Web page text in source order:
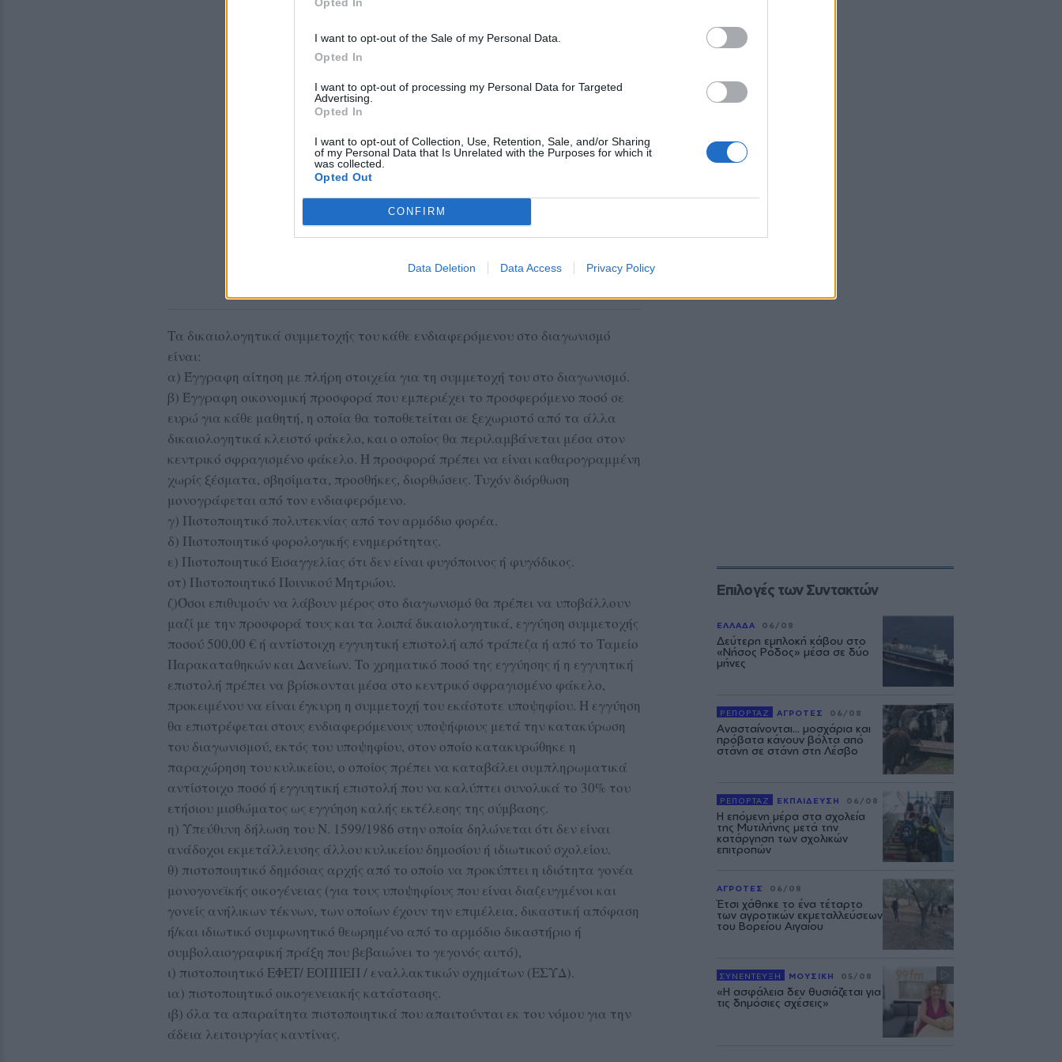
I want to opt-out of the Sale of my Personal Data.
Opted In
I want to opt-out of processing my Personal Data for Targeted
Advertising.
Opted In
I want to opt-out of Collection, Use, Retention, Sale, and/or Sharing
of my Personal Data that Is Unrelated with the Purposes for which it
was collected.
Opted Out
CONFIRM
Data Deletion Data Access Privacy Policy
Τα δικαιολογητικά συμμετοχής του κάθε ενδιαφερόμενου στο διαγωνισμό
είναι:
α) Έγγραφη αίτηση με πλήρη στοιχεία για τη συμμετοχή του στο διαγωνισμό.
β) Έγγραφη οικονομική προσφορά που εμπεριέχει το προσφερόμενο ποσό σε
ευρώ για κάθε μαθητή, η οποία θα τοποθετείται σε ξεχωριστό από τα άλλα
δικαιολογητικά κλειστό φάκελο, και ο οποίος θα περιλαμβάνεται μέσα στον
κεντρικό σφραγισμένο φάκελο. Η προσφορά πρέπει να είναι καθαρογραμμένη
χωρίς ξέσματα, σβησίματα, προσθήκες, διορθώσεις. Τυχόν διόρθωση
μονογράφεται από τον ενδιαφερόμενο.
γ) Πιστοποιητικό πολυτεκνίας από τον αρμόδιο φορέα.
δ) Πιστοποιητικό φορολογικής ενημερότητας.
ε) Πιστοποιητικό Εισαγγελίας ότι δεν είναι φυγόποινος ή φυγόδικος.
στ) Πιστοποιητικό Ποινικού Μητρώου.
ζ)Όσοι επιθυμούν να λάβουν μέρος στο διαγωνισμό θα πρέπει να υποβάλλουν
μαζί με την προσφορά τους και τα λοιπά δικαιολογητικά, εγγύηση συμμετοχής
ποσού 500,00 € ή αντίστοιχη εγγυητική επιστολή από τράπεζα ή από το Ταμείο
Παρακαταθηκών και Δανείων. Το χρηματικό ποσό της εγγύησης ή η εγγυητική
επιστολή πρέπει να βρίσκονται μέσα στο κεντρικό σφραγισμένο φάκελο,
προκειμένου να είναι έγκυρη η συμμετοχή του εκάστοτε υποψηφίου. Η εγγύηση
θα επιστρέφεται στους ενδιαφερόμενους υποψήφιους μετά την κατακύρωση
του διαγωνισμού, εκτός του υποψηφίου, στον οποίο κατακυρώθηκε η
παραχώρηση του κυλικείου, ο οποίος πρέπει να καταβάλει συμπληρωματικά
αντίστοιχο ποσό ή εγγυητική επιστολή που να καλύπτει συνολικά το 30% του
ετήσιου μισθώματος ως εγγύηση καλής εκτέλεσης της σύμβασης.
η) Υπεύθυνη δήλωση του Ν. 1599/1986 στην οποία δηλώνεται ότι δεν είναι
ανάδοχοι εκμετάλλευσης άλλου κυλικείου δημοσίου ή ιδιωτικού σχολείου.
θ) πιστοποιητικό δημόσιας αρχής από το οποίο να προκύπτει η ιδιότητα γονέα
μονογονεϊκής οικογένειας (για τους υποψηφίους που είναι διαζευγμένοι και
γονείς ανήλικων τέκνων, των οποίων έχουν την επιμέλεια, δικαστική απόφαση
ή/και ιδιωτικό συμφωνητικό θεωρημένο από το αρμόδιο δικαστήριο ή
συμβολαιογραφική πράξη που βεβαιώνει το γεγονός αυτό),
ι) πιστοποιητικό ΕΦΕΤ/ ΕΟΠΠΕΠ / εναλλακτικών σχημάτων (ΕΣΥΔ).
ια) πιστοποιητικό οικογενειακής κατάστασης.
ιβ) όλα τα απαραίτητα πιστοποιητικά που απαιτούνται εκ του νόμου για την
άδεια λειτουργίας καντίνας.
Επιλογές των Συντακτών
ΕΛΛΑΔΑ 06/08
Δεύτερη εμπλοκή κάβου στο
«Νήσος Ρόδος» μέσα σε δύο
μήνες
ΡΕΠΟΡΤΑΖ ΑΓΡΟΤΕΣ 06/08
Ανασταίνονται... μοσχάρια και
πρόβατα κάνουν βόλτα από
στάνη σε στάνη στη Λέσβο
ΡΕΠΟΡΤΑΖ ΕΚΠΑΙΔΕΥΣΗ 06/08
Η επόμενη μέρα στα σχολεία
της Μυτιλήνης μετά την
κατάργηση των σχολικών
επιτροπών
ΑΓΡΟΤΕΣ 06/08
Έτσι χάθηκε το ένα τέταρτο
των αγροτικών εκμεταλλεύσεων
του Βορείου Αιγαίου
ΣΥΝΕΝΤΕΥΞΗ ΜΟΥΣΙΚΗ 05/08
«Η ασφάλεια δεν θυσιάζεται για
τις δημόσιες σχέσεις»